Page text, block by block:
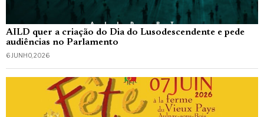
AILD quer a criação do Dia do Lusodescendente e pede
audiências no Parlamento
6 JUNHO, 2026